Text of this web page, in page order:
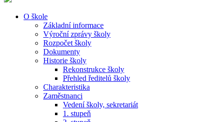
O škole
Základní informace
Výroční zprávy školy
Rozpočet školy
Dokumenty
Historie školy
Rekonstrukce školy
Přehled ředitelů školy
Charakteristika
Zaměstnanci
Vedení školy, sekretariát
1. stupeň